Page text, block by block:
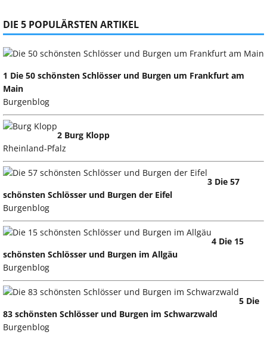
DIE 5 POPULÄRSTEN ARTIKEL
1 Die 50 schönsten Schlösser und Burgen um Frankfurt am
Main
Burgenblog
2 Burg Klopp
Rheinland-Pfalz
3 Die 57
schönsten Schlösser und Burgen der Eifel
Burgenblog
4 Die 15
schönsten Schlösser und Burgen im Allgäu
Burgenblog
5 Die
83 schönsten Schlösser und Burgen im Schwarzwald
Burgenblog